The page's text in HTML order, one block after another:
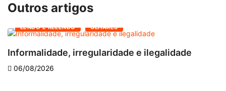
Outros artigos
LENDO E RELENDO OLHARES
Informalidade, irregularidade e ilegalidade
06/08/2026